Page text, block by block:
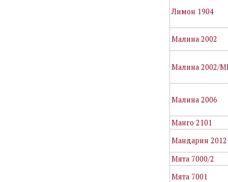
Лимон 1904
Малина 2002
Малина 2002/
Малина 2006
Манго 2101
Мандарин 2012
Мята 7000/2
Мята 7001